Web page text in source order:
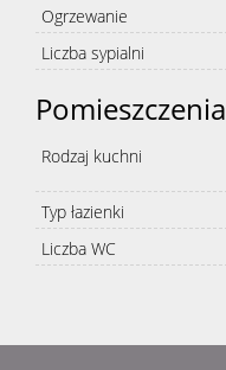
Ogrzewanie
Liczba sypialni
Pomieszczenia
Rodzaj kuchni
Typ łazienki
Liczba WC